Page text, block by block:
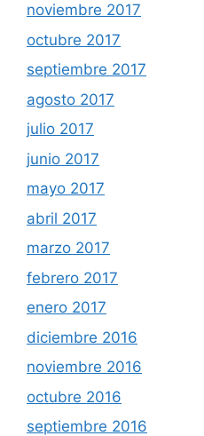
noviembre 2017
octubre 2017
septiembre 2017
agosto 2017
julio 2017
junio 2017
mayo 2017
abril 2017
marzo 2017
febrero 2017
enero 2017
diciembre 2016
noviembre 2016
octubre 2016
septiembre 2016